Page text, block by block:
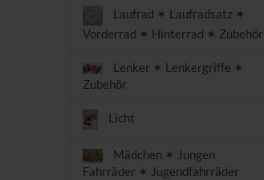
Laufrad ✶ Laufradsatz ✶
Vorderrad ✶ Hinterrad ✶ Zubehör
Lenker ✶ Lenkergriffe ✶
Zubehör
Licht
Mädchen ✶ Jungen
Fahrräder ✶ Jugendfahrräder